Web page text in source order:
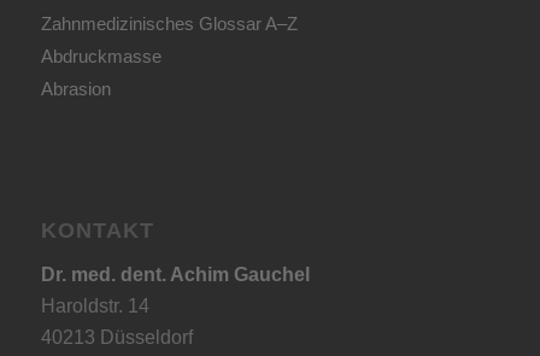
Zahnmedizinisches Glossar A–Z
Abdruckmasse
Abrasion
KONTAKT
Dr. med. dent. Achim Gauchel
Haroldstr. 14
40213 Düsseldorf